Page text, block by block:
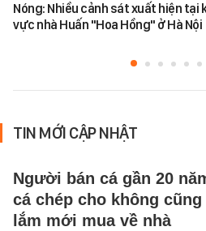
Nóng: Nhiều cảnh sát xuất hiện tại
vực nhà Huấn "Hoa Hồng" ở Hà Nội
TIN MỚI CẬP NHẬT
Người bán cá gần 20
cá chép cho không
lắm mới mua về nhà